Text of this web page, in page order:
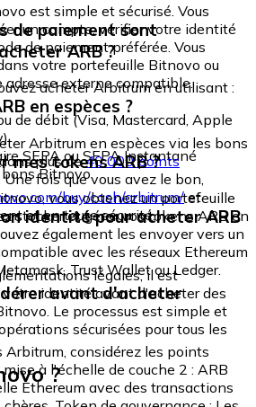
est simple et sécurisé. Vous
un compte, vérifier votre identité
de paiement préférée. Vous
votre portefeuille Bitnovo ou
externe compatible.
de paiement sont
ARB ?
acheter Arbitrum en utilisant :
de débit (Visa, Mastercard, Apple
SEPA ou SEPA Instantané
bons Bitnovo
en espèces ?
Arbitrum en espèces via les bons
plus de40 000 points
fois que vous avez le bon,
buy/cash/arbitrum/et
et en toute sécurité.
mes tokens ARB ?
vous obtenez un portefeuille
stocker et gérer vos tokens ARB en
également les envoyer vers un
avec les réseaux Ethereum
Trust Wallet ou Ledger.
identité pour acheter ARB
légales, il est
identité avant d'acheter des
Le processus est simple et
sécurisées pour tous les
avant d'acheter
considérez les points
à l'échelle de couche 2 : ARB
Ethereum avec des transactions
?